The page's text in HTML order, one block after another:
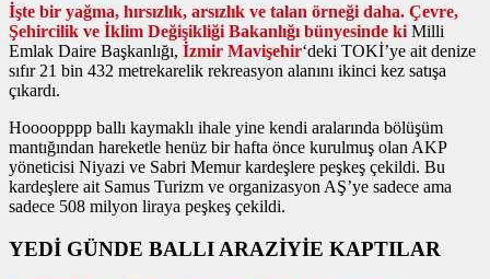
İşte bir yağma, hırsızlık, arsızlık ve talan örneği daha. Çevre,
Şehircilik ve İklim Değişikliği Bakanlığı bünyesinde ki Milli
Emlak Daire Başkanlığı, İzmir Mavişehir‘deki TOKİ’ye ait denize
sıfır 21 bin 432 metrekarelik rekreasyon alanını ikinci kez satışa
çıkardı.
Hoooopppp ballı kaymaklı ihale yine kendi aralarında bölüşüm
mantığından hareketle henüz bir hafta önce kurulmuş olan AKP
yöneticisi Niyazi ve Sabri Memur kardeşlere peşkeş çekildi. Bu
kardeşlere ait Samus Turizm ve organizasyon AŞ’ye sadece ama
sadece 508 milyon liraya peşkeş çekildi.
YEDİ GÜNDE BALLI ARAZİYİE KAPTILAR